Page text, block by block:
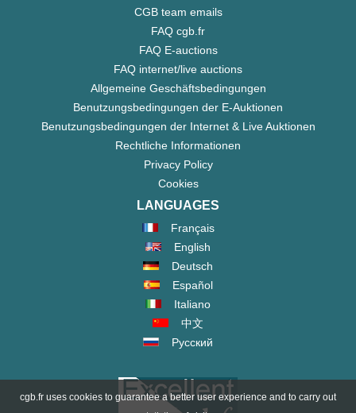
CGB team emails
FAQ cgb.fr
FAQ E-auctions
FAQ internet/live auctions
Allgemeine Geschäftsbedingungen
Benutzungsbedingungen der E-Auktionen
Benutzungsbedingungen der Internet & Live Auktionen
Rechtliche Informationen
Privacy Policy
Cookies
LANGUAGES
Français
English
Deutsch
Español
Italiano
中文
Русский
cgb.fr uses cookies to guarantee a better user experience and to carry out